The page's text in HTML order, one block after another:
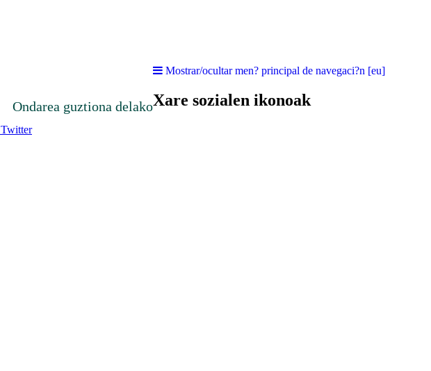
Ondarea guztiona delako
Mostrar/ocultar men? principal de navegaci?n [eu]
Xare sozialen ikonoak
Twitter